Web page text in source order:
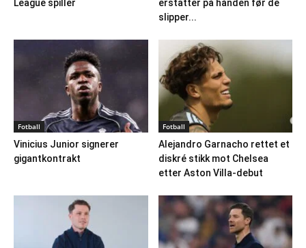
League spiller
erstatter på hånden før de
slipper...
Fotball
Vinicius Junior signerer
gigantkontrakt
Fotball
Alejandro Garnacho rettet et
diskré stikk mot Chelsea
etter Aston Villa-debut